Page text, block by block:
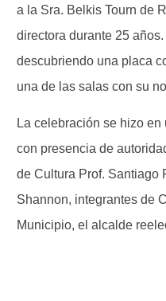
a la Sra. Belkis Tourn de
directora durante 25
descubriendo una placa
una de las salas con su
La celebración se hizo
con presencia de
de Cultura Prof. Santiago
Shannon, integrantes de
Municipio, el alcalde